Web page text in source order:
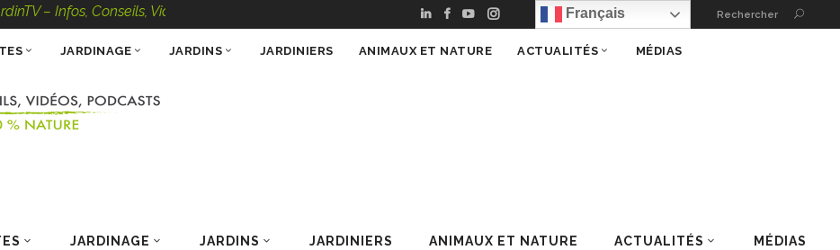
– Infos, Conseils, Vidéos, Podcasts – 100 % Nature Français Rechercher
JARDINAGE JARDINS JARDINIERS ANIMAUX ET NATURE ACTUALITÉS MÉDIAS
JARDINAGE JARDINS JARDINIERS ANIMAUX ET NATURE ACTUALITÉS MÉDIAS